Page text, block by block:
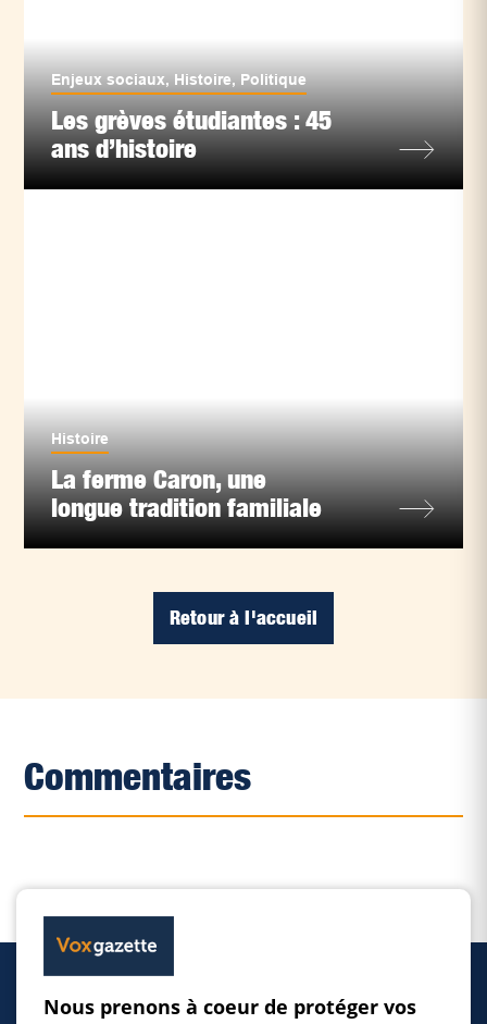
Enjeux sociaux, Histoire, Politique
Les grèves étudiantes : 45
ans d’histoire
Histoire
La ferme Caron, une
longue tradition familiale
Retour à l'accueil
Commentaires
Nous prenons à coeur de protéger vos